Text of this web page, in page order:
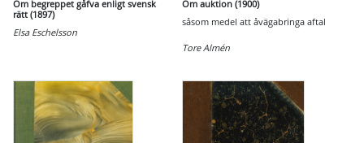
Om begreppet gåfva enligt svensk
rätt (1897)
Elsa Eschelsson
Om auktion (1900)
såsom medel att åvägabringa aftal
Tore Almén